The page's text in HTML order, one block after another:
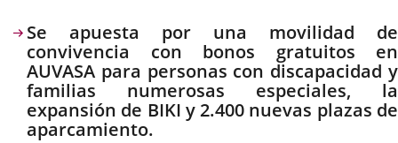
Se apuesta por una movilidad de
convivencia con bonos gratuitos en
AUVASA para personas con discapacidad y
familias numerosas especiales, la
expansión de BIKI y 2.400 nuevas plazas de
aparcamiento.